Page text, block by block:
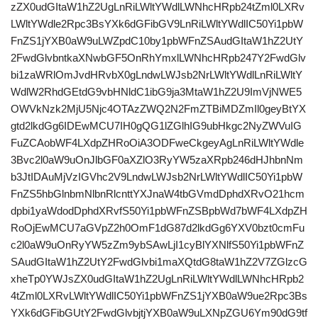
zZX0udGItaW1hZ2UgLnRiLWltYWdlLWNhcHRpb24tZml0LXRv
LWltYWdle2Rpc3BsYXk6dGFibGV9LnRiLWltYWdlIC50Yi1pbW
FnZS1jYXB0aW9uLWZpdC10by1pbWFnZSAudGItaW1hZ2UtY
2FwdGlvbntkaXNwbGF5OnRhYmxlLWNhcHRpb247Y2FwdGlv
bi1zaWRlOmJvdHRvbX0gLndwLWJsb2NrLWltYWdlLnRiLWltY
WdlW2RhdGEtdG9vbHNldC1ibG9ja3MtaW1hZ2U9ImVjNWE5
OWVkNzk2MjU5Njc4OTAzZWQ2N2FmZTBiMDZmIl0geyBtYX
gtd2lkdGg6IDEwMCU7IH0gQG1lZGlhIG9ubHkgc2NyZWVuIG
FuZCAobWF4LXdpZHRoOiA3ODFweCkgeyAgLnRiLWltYWdle
3Bvc2l0aW9uOnJlbGF0aXZlO3RyYW5zaXRpb246dHJhbnNm
b3JtIDAuMjVzIGVhc2V9LndwLWJsb2NrLWltYWdlIC50Yi1pbW
FnZS5hbGlnbmNlbnRlcnttYXJnaW4tbGVmdDphdXRvO21hcm
dpbi1yaWdodDphdXRvfS50Yi1pbWFnZSBpbWd7bWF4LXdpZH
RoOjEwMCU7aGVpZ2h0OmF1dG87d2lkdGg6YXV0bzt0cmFu
c2l0aW9uOnRyYW5zZm9ybSAwLjI1cyBlYXNlfS50Yi1pbWFnZ
SAudGItaW1hZ2UtY2FwdGlvbi1maXQtdG8taW1hZ2V7ZGlzcG
xheTp0YWJsZX0udGItaW1hZ2UgLnRiLWltYWdlLWNhcHRpb2
4tZml0LXRvLWltYWdlIC50Yi1pbWFnZS1jYXB0aW9ue2Rpc3Bs
YXk6dGFibGUtY2FwdGlvbjtjYXB0aW9uLXNpZGU6Ym90dG9tf